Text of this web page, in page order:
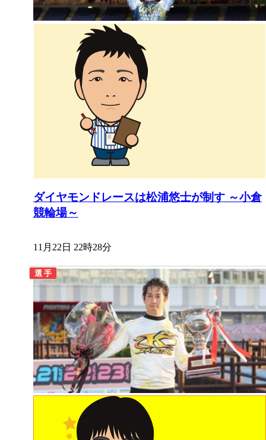
ダイヤモンドレースは松浦悠士が制す ～小倉
競輪場～
11月22日 22時28分